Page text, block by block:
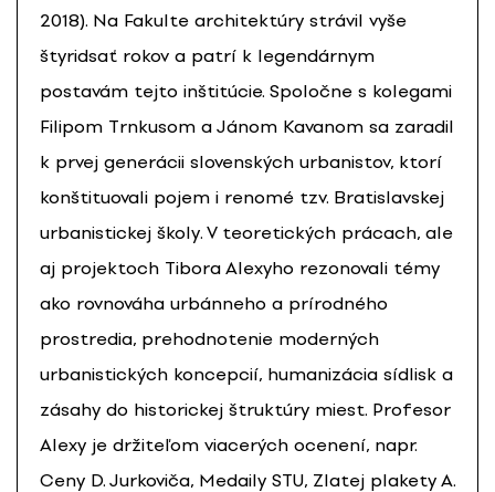
2018). Na Fakulte architektúry strávil vyše
štyridsať rokov a patrí k legendárnym
postavám tejto inštitúcie. Spoločne s kolegami
Filipom Trnkusom a Jánom Kavanom sa zaradil
k prvej generácii slovenských urbanistov, ktorí
konštituovali pojem i renomé tzv. Bratislavskej
urbanistickej školy. V teoretických prácach, ale
aj projektoch Tibora Alexyho rezonovali témy
ako rovnováha urbánneho a prírodného
prostredia, prehodnotenie moderných
urbanistických koncepcií, humanizácia sídlisk a
zásahy do historickej štruktúry miest. Profesor
Alexy je držiteľom viacerých ocenení, napr.
Ceny D. Jurkoviča, Medaily STU, Zlatej plakety A.